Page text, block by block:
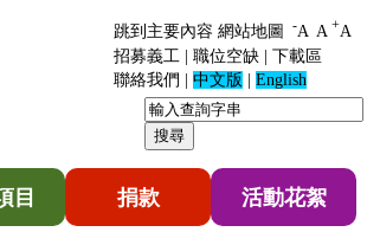
跳到主要內容 網站地圖 -A A +A
招募義工 | 職位空缺 | 下載區
聯絡我們
中文版 English
目 捐款 活動花絮